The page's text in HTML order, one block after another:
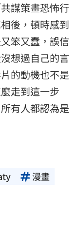
謀策畫恐怖行
後，頓時感到
笨又蠢，誤信
想過自己的言
的動機也不是
走到這一步
有人都認為是
漫畫